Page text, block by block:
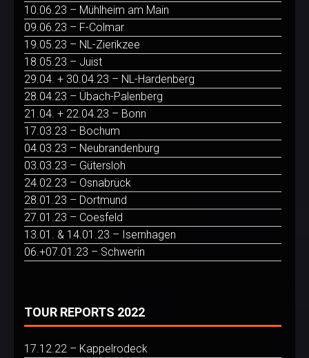
10.06.23 – Mühlheim am Main
09.06.23 – F-Colmar
19.05.23 – NL-Zierikzee
18.05.23 – Juist
29.04. + 30.04.23 – NL-Hardenberg
28.04.23 – Übach-Palenberg
21.04. + 22.04.23 – Bonn
17.03.23 – Bochum
04.03.23 – Neubrandenburg
03.03.23 – Gütersloh
24.02.23 – Osnabrück
28.01.23 – Dortmund
27.01.23 – Coesfeld
13.01. & 14.01.23 – Isernhagen
06.+07.01.23 – Schwerin
TOUR REPORTS 2022
17.12.22 – Kappelrodeck